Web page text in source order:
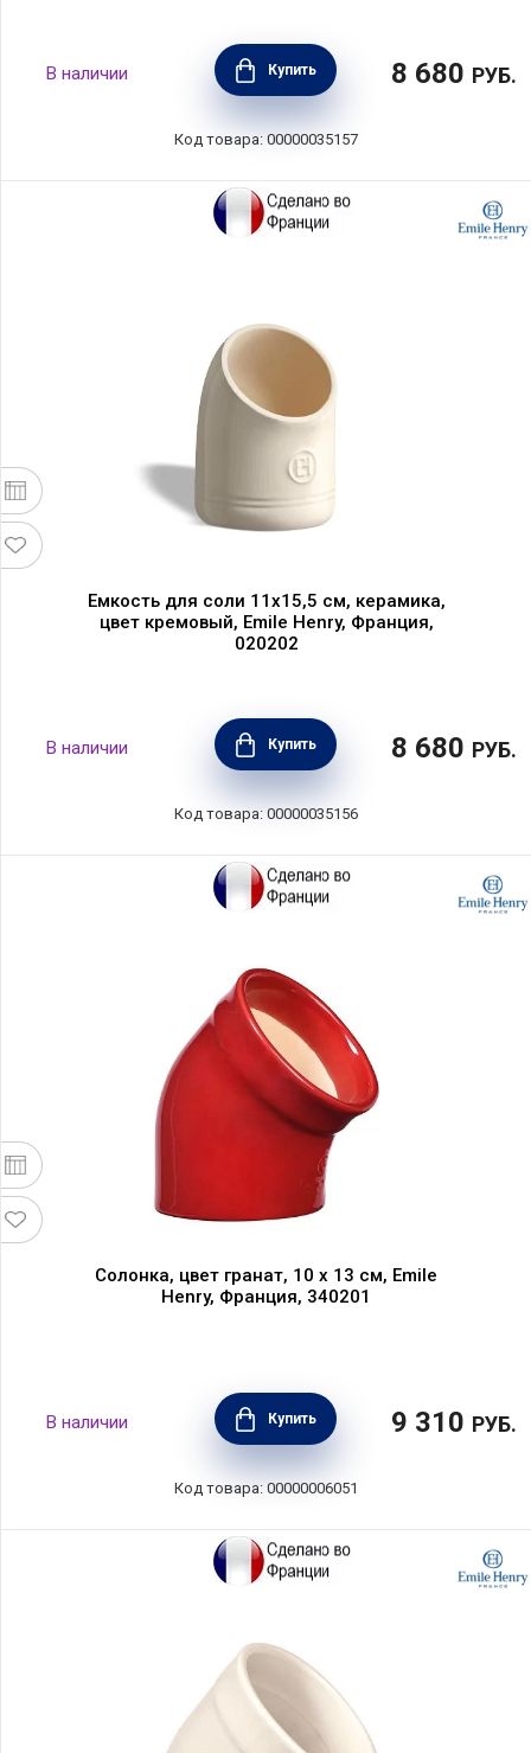
В наличии Купить 8 680 РУБ.
Код товара: 00000035157
Емкость для соли 11х15,5 см, керамика,
цвет кремовый, Emile Henry, Франция,
020202
В наличии Купить 8 680 РУБ.
Код товара: 00000035156
Солонка, цвет гранат, 10 х 13 см, Emile
Henry, Франция, 340201
В наличии Купить 9 310 РУБ.
Код товара: 00000006051